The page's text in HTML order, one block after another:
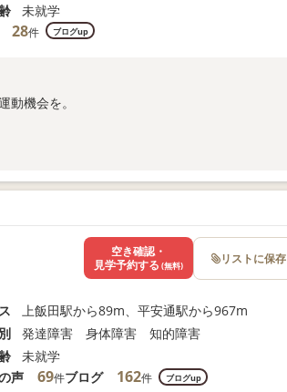
未就学
28件 ブログup
動機会を。
さい。
上飯田駅から89m、平安通駅から967m
発達障害 身体障害 知的障害
未就学
声
69件ブログ 162件 ブログup
空き確認・
見学予約する (無料) リストに保存